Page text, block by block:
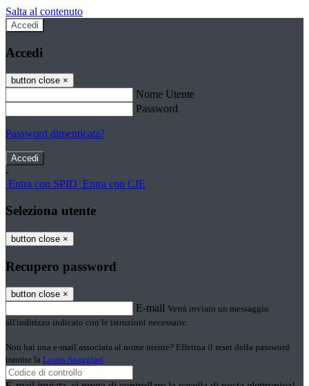
Salta al contenuto
Accedi
Accedi
button close ×
Nome Utente
Password
Password dimenticata?
-
Entra con SPID Entra con CIE
Seleziona utente
button close ×
Recupero password
button close ×
E-mail Verrà inviato un messaggio
all'indirizzo indicato con le istruzioni necessarie.
Non hai una e-mail associata al nome utente? Effettua il reset della password
tramite la Login Spaggiari